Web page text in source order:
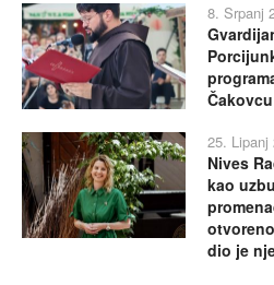
8. Srpanj
Čakovcu
25. Lipanj
Nives
kao
dio je